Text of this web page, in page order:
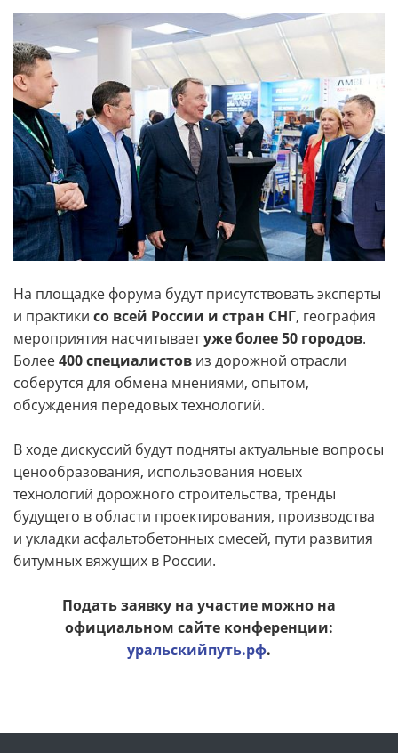
На площадке форума будут присутствовать эксперты
и практики со всей России и стран СНГ, география
мероприятия насчитываетуже более 50 городов.
Более400 специалистов из дорожной отрасли
соберутся для обмена мнениями, опытом,
обсуждения передовых технологий.
В ходе дискуссий будут подняты актуальные вопросы
ценообразования, использования новых
технологий дорожного строительства, тренды
будущего в области проектирования, производства
и укладки асфальтобетонных смесей, пути развития
битумных вяжущих в России.
Подать заявку на участие можно на
официальном сайте конференции:
уральскийпуть.рф.